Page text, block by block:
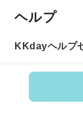
肢が異なるため
をお選びいただけ
か？
す。片道乗車券
ご利用いただけ
象に、各停留所
よくあ
1. 海雲台ブ
スカイカプ
をしておく
ケットを予
ヘルプ
KKdayヘルプ